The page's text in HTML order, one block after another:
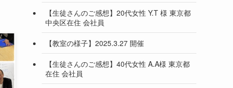
【生徒さんのご感想】20代女性 Y.T 様 東京都
中央区在住 会社員
【教室の様子】2025.3.27 開催
【生徒さんのご感想】40代女性 A.A様 東京都
在住 会社員